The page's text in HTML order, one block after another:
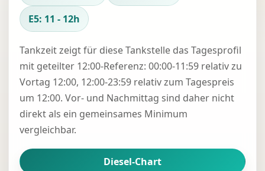
E5: 11 - 12h
Tankzeit zeigt für diese Tankstelle das Tagesprofil
mit geteilter 12:00-Referenz: 00:00-11:59 relativ zu
Vortag 12:00, 12:00-23:59 relativ zum Tagespreis
um 12:00. Vor- und Nachmittag sind daher nicht
direkt als ein gemeinsames Minimum
vergleichbar.
Diesel-Chart